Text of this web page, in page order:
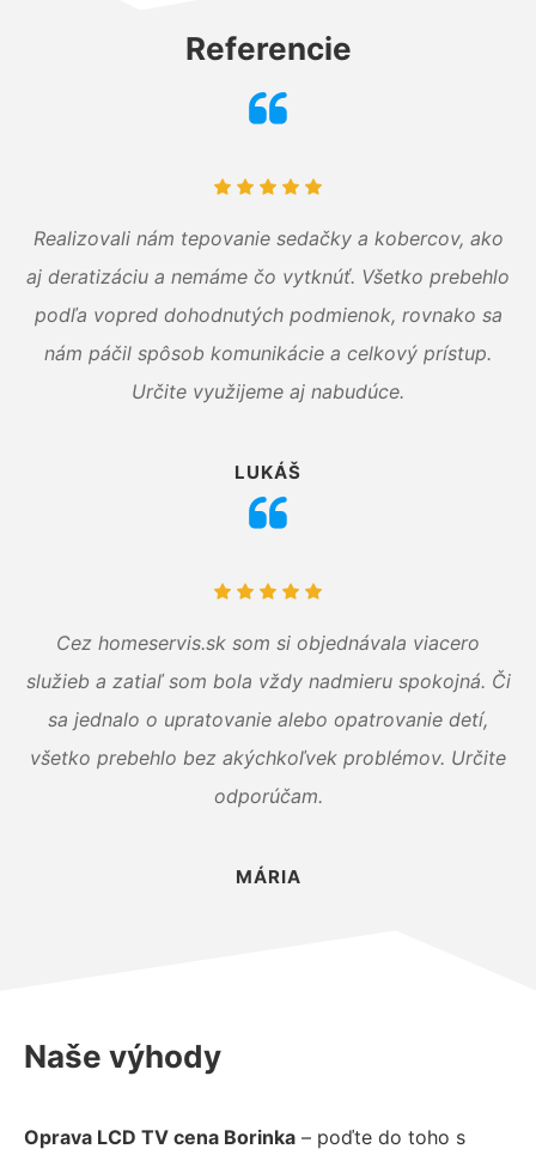
Referencie
Realizovali nám tepovanie sedačky a kobercov, ako
aj deratizáciu a nemáme čo vytknúť. Všetko prebehlo
podľa vopred dohodnutých podmienok, rovnako sa
nám páčil spôsob komunikácie a celkový prístup.
Určite využijeme aj nabudúce.
LUKÁŠ
Cez homeservis.sk som si objednávala viacero
služieb a zatiaľ som bola vždy nadmieru spokojná. Či
sa jednalo o upratovanie alebo opatrovanie detí,
všetko prebehlo bez akýchkoľvek problémov. Určite
odporúčam.
MÁRIA
Naše výhody
Oprava LCD TV cena Borinka – poďte do toho s